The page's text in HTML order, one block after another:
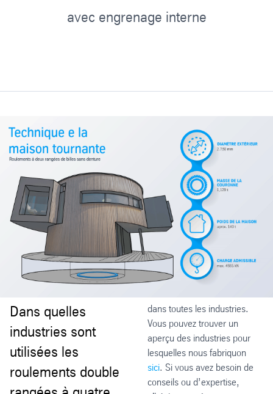
avec engrenage interne
Dans quelles
industries sont
utilisées les
roulements double
dans toutes les industries.
Vous pouvez trouver un
aperçu des industries pour
lesquelles nous fabriquon
sici. Si vous avez besoin de
conseils ou d’expertise,